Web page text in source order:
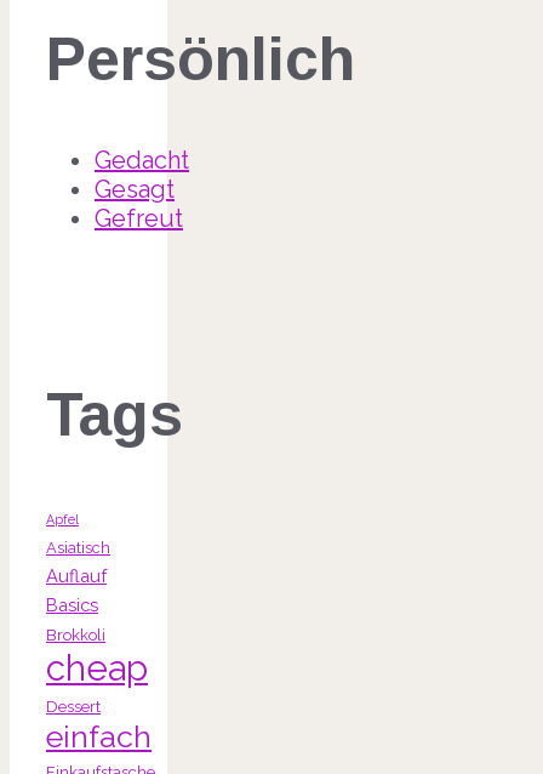
Persönlich
Gedacht
Gesagt
Gefreut
Tags
Apfel
Asiatisch
Auflauf
Basics
Brokkoli
cheap
Dessert
einfach